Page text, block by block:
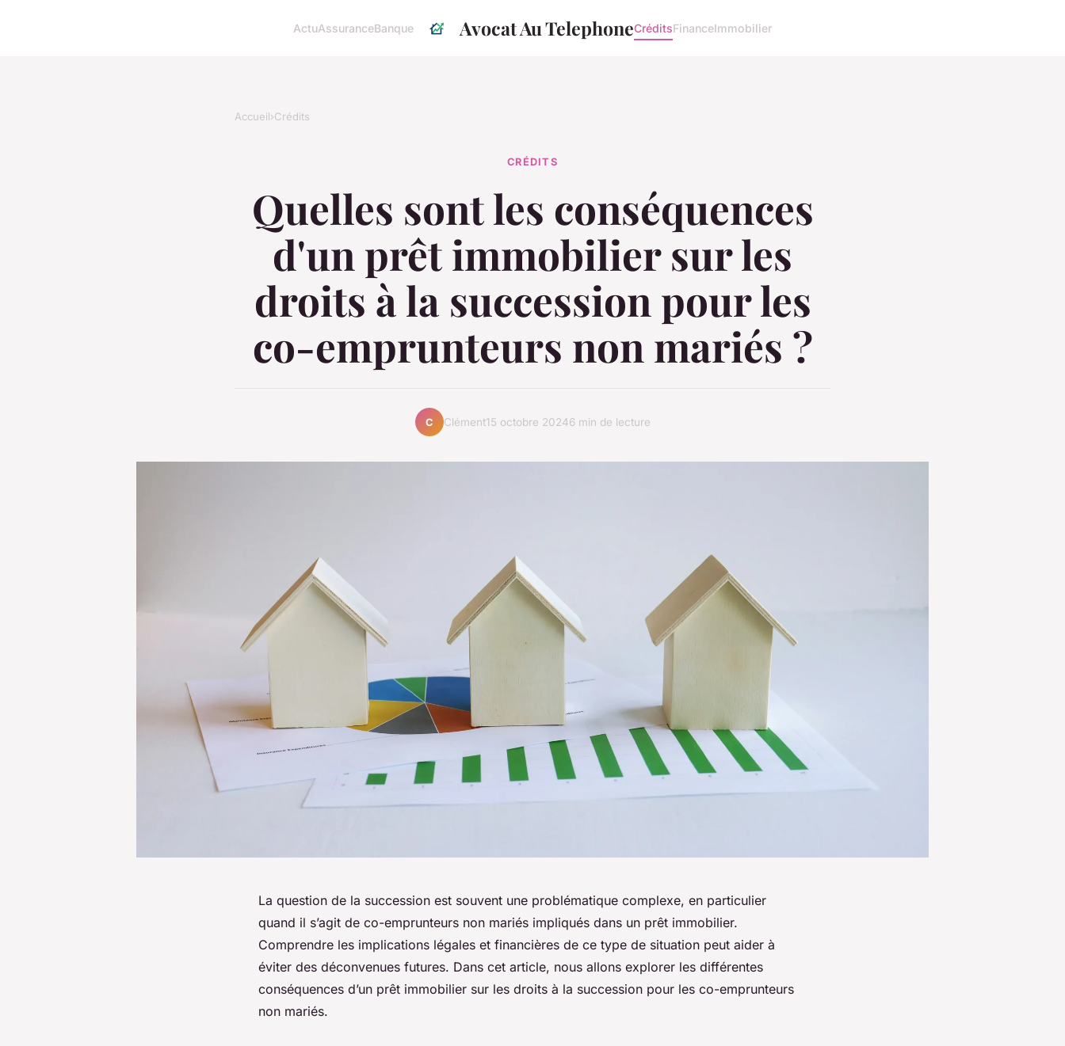
ActuAssuranceBanque Avocat Au TelephoneCréditsFinanceImmobilier
Accueil›Crédits
CRÉDITS
Quelles sont les conséquences
d'un prêt immobilier sur les
droits à la succession pour les
co-emprunteurs non mariés ?
C Clément15 octobre 20246 min de lecture
La question de la succession est souvent une problématique complexe, en particulier
quand il s’agit de co-emprunteurs non mariés impliqués dans un prêt immobilier.
Comprendre les implications légales et financières de ce type de situation peut aider à
éviter des déconvenues futures. Dans cet article, nous allons explorer les différentes
conséquences d’un prêt immobilier sur les droits à la succession pour les co-emprunteurs
non mariés.